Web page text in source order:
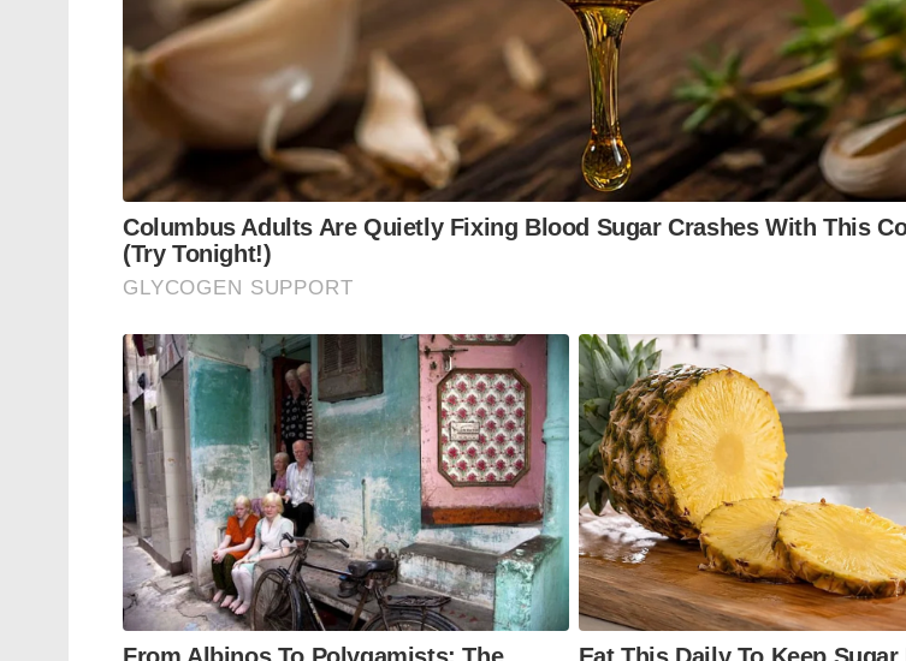
https://vayujith.ananthapuri.tech/wp-content/uploads/2020/06/mappila_lahala_souvenir.pdf
Tags: Hindu Genocide featured വാരിയംകുന്നൻ മാപ്പിള ലഹള malabar kalapam
vayujith